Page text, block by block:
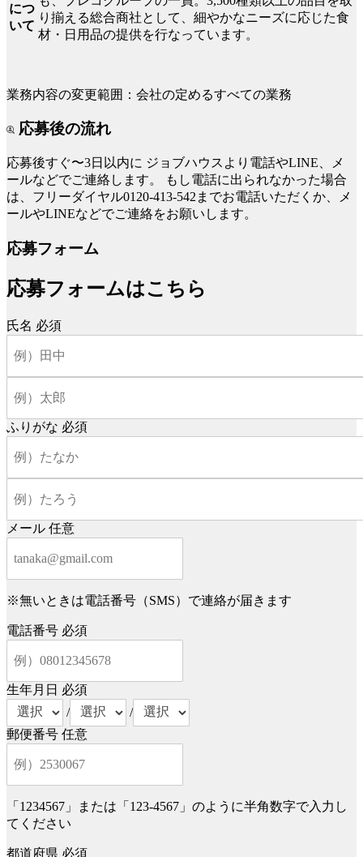
につ
いて
り揃える総合商社として、細やかなニーズに応じた食
材・日用品の提供を行なっています。
業務内容の変更範囲：会社の定めるすべての業務
応募後の流れ
応募後すぐ〜3日以内に ジョブハウスより電話やLINE、メ
ールなどでご連絡します。
もし電話に出られなかった場合
は、フリーダイヤル0120-413-542までお電話いただくか、メ
ールやLINEなどでご連絡をお願いします。
応募フォーム
応募フォームはこちら
氏名 必須
ふりがな 必須
メール 任意
※無いときは電話番号（SMS）で連絡が届きます
電話番号 必須
生年月日 必須
/
/
郵便番号 任意
「1234567」または「123-4567」のように半角数字で入力し
てください
都道府県 必須